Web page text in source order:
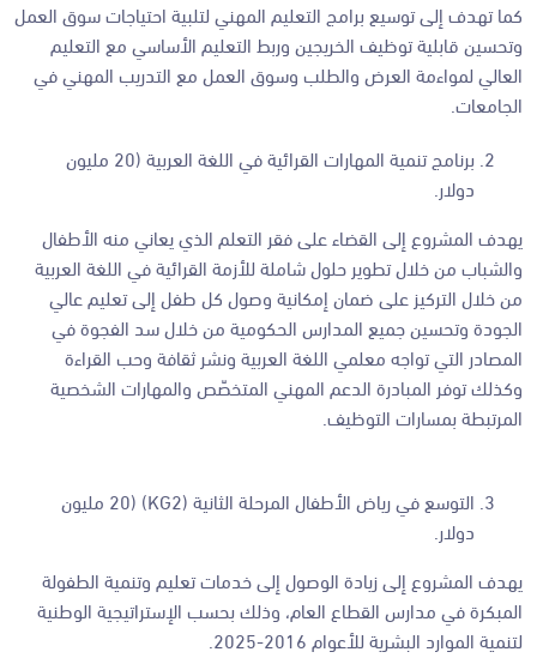
كما تهدف إلى توسيع برامج التعليم المهني لتلبية احتياجات سوق العمل
وتحسين قابلية توظيف الخريجين وربط التعليم الأساسي مع التعليم
العالي لمواءمة العرض والطلب وسوق العمل مع التدريب المهني في
الجامعات.
برنامج تنمية المهارات القرائية في اللغة العربية (20 مليون
دولار.
يهدف المشروع إلى القضاء على فقر التعلم الذي يعاني منه الأطفال
والشباب من خلال تطوير حلول شاملة للأزمة القرائية في اللغة العربية
من خلال التركيز على ضمان إمكانية وصول كل طفل إلى تعليم عالي
الجودة وتحسين جميع المدارس الحكومية من خلال سد الفجوة في
المصادر التي تواجه معلمي اللغة العربية ونشر ثقافة وحب القراءة
وكذلك توفر المبادرة الدعم المهني المتخصّص والمهارات الشخصية
المرتبطة بمسارات التوظيف.
التوسع في رياض الأطفال المرحلة الثانية (KG2) (20 مليون
دولار.
يهدف المشروع إلى زيادة الوصول إلى خدمات تعليم وتنمية الطفولة
المبكرة في مدارس القطاع العام، وذلك بحسب الإستراتيجية الوطنية
لتنمية الموارد البشرية للأعوام 2016-2025.